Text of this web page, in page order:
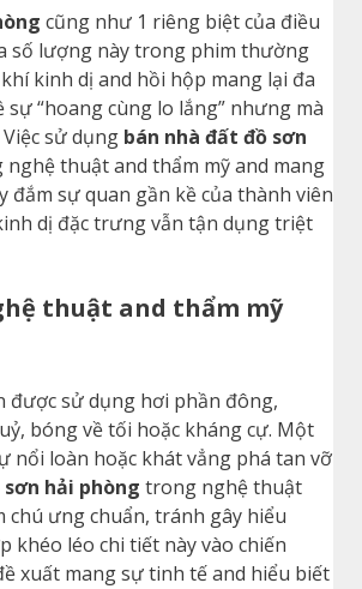
cũng như 1 riêng biệt của điều
số lượng này trong phim thường
kinh dị and hồi hộp mang lại đa
“hoang cùng lo lắng” nhưng mà
sử dụng bán nhà đất đồ sơn
thuật and thẩm mỹ and mang
sự quan gần kề của thành viên
dị đặc trưng vẫn tận dụng triệt
thuật and thẩm mỹ
được sử dụng hơi phần đông,
bóng về tối hoặc kháng cự. Một
nổi loàn hoặc khát vẳng phá tan vỡ
hải phòng trong nghệ thuật
chú ưng chuẩn, tránh gây hiểu
khéo léo chi tiết này vào chiến
xuất mang sự tinh tế and hiểu biết